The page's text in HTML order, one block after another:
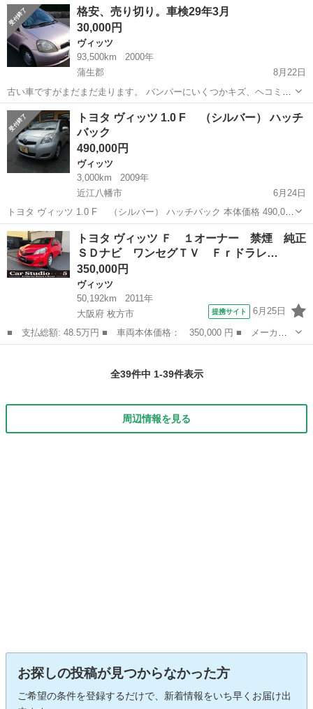
録年):2007(H19) 走行距離:11.0万km 修復...
滋賀 米原市 ヴィッツ 法定
格安、売り切り。車検29年3月
30,000円
ヴィッツ
93,500km
2000年
蒲生郡
8月22日
古い車ですがまだまだ走ります。 バンパーにいくつかキズ、ヘコミあ
ります。 ワイパーに錆があります。 今も毎日乗っています。 現車確
認、試乗歓迎です。 リサイクル料金込みで30000円ポッキリです。
滋賀 蒲生郡 ヴィッツ
トヨタ ヴィッツ 1.0 F （シルバー） ハッチ
バック
490,000円
ヴィッツ
3,000km
2009年
近江八幡市
6月24日
トヨタ ヴィッツ 1.0 F （シルバー） ハッチバック 本体価格 490,000
円 支払総額 660,000円 年式(初度登録年):2009(H21) ワンオーナー:○ 走
行距離:0.3万km 修復歴:なし 定期点...
滋賀 近江八幡市 ヴィッツ
トヨタ ヴィッツ Ｆ １オーナー 禁煙 純正
ＳＤナビ ワンセグＴＶ Ｆｒドラレ…
350,000円
ヴィッツ
50,192km
2011年
大阪府 枚方市
提携サイト 6月25日
■ 支払総額: 48.5万円 ■ 車両本体価格： 350,000 円 ■ メーカー
名： トヨタ ■ 車種名： ヴィッツ ■ グレード名： Ｆ １オー
全39件中 1-39件表示
周辺情報を見る
お探しの投稿が見つからなかった方
ご希望の条件を登録するだけで、新着情報をいち早くお届け出